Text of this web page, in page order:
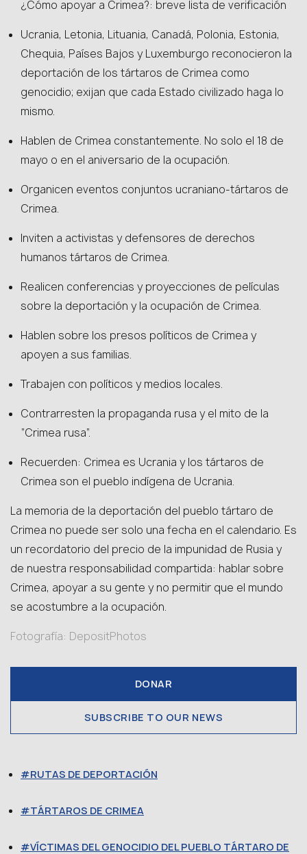
¿Cómo apoyar a Crimea?: breve lista de verificación
Ucrania, Letonia, Lituania, Canadá, Polonia, Estonia,
Chequia, Países Bajos y Luxemburgo reconocieron la
deportación de los tártaros de Crimea como
genocidio; exijan que cada Estado civilizado haga lo
mismo.
Hablen de Crimea constantemente. No solo el 18 de
mayo o en el aniversario de la ocupación.
Organicen eventos conjuntos ucraniano-tártaros de
Crimea.
Inviten a activistas y defensores de derechos
humanos tártaros de Crimea.
Realicen conferencias y proyecciones de películas
sobre la deportación y la ocupación de Crimea.
Hablen sobre los presos políticos de Crimea y
apoyen a sus familias.
Trabajen con políticos y medios locales.
Contrarresten la propaganda rusa y el mito de la
“Crimea rusa”.
Recuerden: Crimea es Ucrania y los tártaros de
Crimea son el pueblo indígena de Ucrania.
La memoria de la deportación del pueblo tártaro de
Crimea no puede ser solo una fecha en el calendario. Es
un recordatorio del precio de la impunidad de Rusia y
de nuestra responsabilidad compartida: hablar sobre
Crimea, apoyar a su gente y no permitir que el mundo
se acostumbre a la ocupación.
Fotografía: DepositPhotos
DONAR
SUBSCRIBE TO OUR NEWS
RUTAS DE DEPORTACIÓN
TÁRTAROS DE CRIMEA
VÍCTIMAS DEL GENOCIDIO DEL PUEBLO TÁRTARO DE